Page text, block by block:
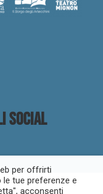
social
per offrirti
le tue preferenze e
acconsenti